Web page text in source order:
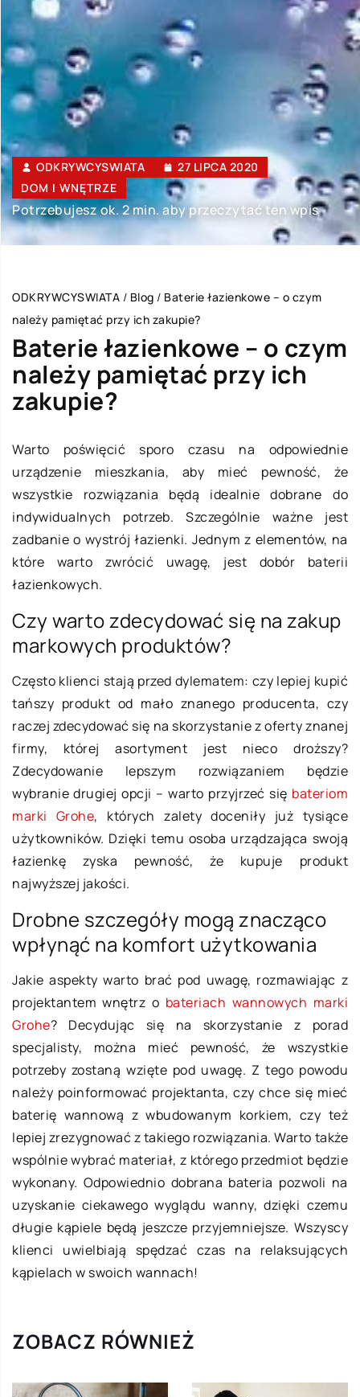
ODKRYWCYSWIATA
27 LIPCA 2020
DOM I WNĘTRZE
Potrzebujesz ok. 2 min. aby przeczytać ten wpis
ODKRYWCYSWIATA / Blog / Baterie łazienkowe – o czym
należy pamiętać przy ich zakupie?
Baterie łazienkowe – o czym
należy pamiętać przy ich
zakupie?
Warto poświęcić sporo czasu na odpowiednie
urządzenie mieszkania, aby mieć pewność, że
wszystkie rozwiązania będą idealnie dobrane do
indywidualnych potrzeb. Szczególnie ważne jest
zadbanie o wystrój łazienki. Jednym z elementów, na
które warto zwrócić uwagę, jest dobór baterii
łazienkowych.
Czy warto zdecydować się na zakup
markowych produktów?
Często klienci stają przed dylematem: czy lepiej kupić
tańszy produkt od mało znanego producenta, czy
raczej zdecydować się na skorzystanie z oferty znanej
firmy, której asortyment jest nieco droższy?
Zdecydowanie lepszym rozwiązaniem będzie
wybranie drugiej opcji – warto przyjrzeć się bateriom
marki Grohe, których zalety doceniły już tysiące
użytkowników. Dzięki temu osoba urządzająca swoją
łazienkę zyska pewność, że kupuje produkt
najwyższej jakości.
Drobne szczegóły mogą znacząco
wpłynąć na komfort użytkowania
Jakie aspekty warto brać pod uwagę, rozmawiając z
projektantem wnętrz o bateriach wannowych marki
Grohe? Decydując się na skorzystanie z porad
specjalisty, można mieć pewność, że wszystkie
potrzeby zostaną wzięte pod uwagę. Z tego powodu
należy poinformować projektanta, czy chce się mieć
baterię wannową z wbudowanym korkiem, czy też
lepiej zrezygnować z takiego rozwiązania. Warto także
wspólnie wybrać materiał, z którego przedmiot będzie
wykonany. Odpowiednio dobrana bateria pozwoli na
uzyskanie ciekawego wyglądu wanny, dzięki czemu
długie kąpiele będą jeszcze przyjemniejsze. Wszyscy
klienci uwielbiają spędzać czas na relaksujących
kąpielach w swoich wannach!
ZOBACZ RÓWNIEŻ